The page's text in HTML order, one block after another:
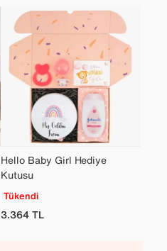
Hello Baby Girl Hediye
Kutusu
Tükendi
3.364TL